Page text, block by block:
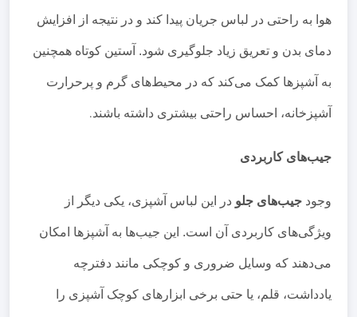
هوا به راحتی در لباس جریان پیدا کند و در نتیجه از افزایش
دمای بدن و تعریق زیاد جلوگیری شود. آستین کوتاه همچنین
به آشپزها کمک می‌کند که در محیط‌های گرم و پرحرارت
آشپزخانه، احساس راحتی بیشتری داشته باشند.
جیب‌های کاربردی
وجود جیب‌های جلو در این لباس آشپزی، یکی دیگر از
ویژگی‌های کاربردی آن است. این جیب‌ها به آشپزها امکان
می‌دهند که وسایل ضروری و کوچکی مانند دفترچه
یادداشت، قلم، یا حتی برخی ابزارهای کوچک آشپزی را